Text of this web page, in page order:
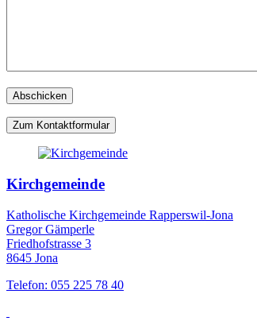
Zum Kontaktformular
Kirchgemeinde
Katholische Kirchgemeinde Rapperswil-Jona
Gregor Gämperle
Friedhofstrasse 3
8645 Jona
Telefon: 055 225 78 40